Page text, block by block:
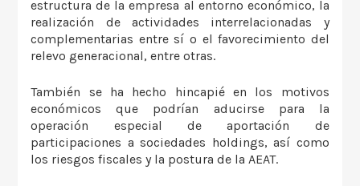
estructura de la empresa al entorno económico, la
realización de actividades interrelacionadas y
complementarias entre sí o el favorecimiento del
relevo generacional, entre otras.
También se ha hecho hincapié en los motivos
económicos que podrían aducirse para la
operación especial de aportación de
participaciones a sociedades holdings, así como
los riesgos fiscales y la postura de la AEAT.